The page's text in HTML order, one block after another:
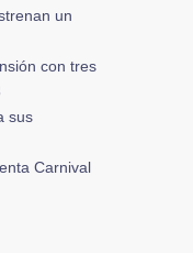
un
con tres
sus
Carnival